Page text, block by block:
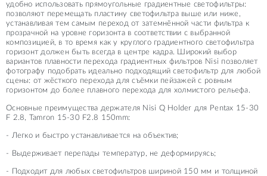
удобно использовать прямоугольные градиентные светофильтры:
позволяют перемещать пластину светофильтра выше или ниже,
устанавливая тем самым переход от затемнённой части фильтра к
прозрачной на уровне горизонта в соответствии с выбранной
композицией, в то время как у круглого градиентного светофильтра
горизонт должен быть всегда в центре кадра. Широкий выбор
вариантов плавности перехода градиентных фильтров Nisi позволяет
фотографу подобрать идеально подходящий светофильтр для любой
сцены: от жёсткого перехода для съёмки пейзажей с ровным
горизонтом до более плавного перехода для холмистого рельефа.
Основные преимущества держателя Nisi Q Holder для Pentax 15-30
F 2.8, Tamron 15-30 F2.8 150mm:
- Легко и быстро устанавливается на объектив;
- Выдерживает перепады температур, не деформируясь;
- Подходит для любых светофильтров шириной 150 мм и толщиной